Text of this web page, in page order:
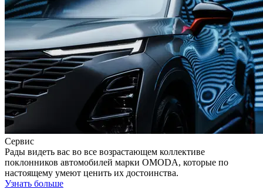
Сервис
Рады видеть вас во все возрастающем коллективе
поклонников автомобилей марки OMODA, которые по
настоящему умеют ценить их достоинства.
Узнать больше